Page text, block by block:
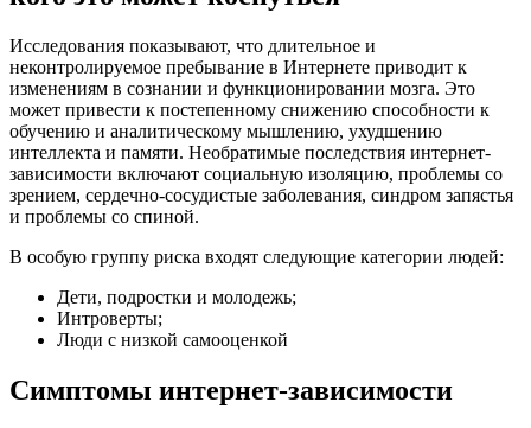
Исследования показывают, что длительное и
неконтролируемое пребывание в Интернете приводит к
изменениям в сознании и функционировании мозга. Это
может привести к постепенному снижению способности к
обучению и аналитическому мышлению, ухудшению
интеллекта и памяти. Необратимые последствия интернет-
зависимости включают социальную изоляцию, проблемы со
зрением, сердечно-сосудистые заболевания, синдром запястья
и проблемы со спиной.
В особую группу риска входят следующие категории людей:
Дети, подростки и молодежь;
Интроверты;
Люди с низкой самооценкой
Симптомы интернет-зависимости